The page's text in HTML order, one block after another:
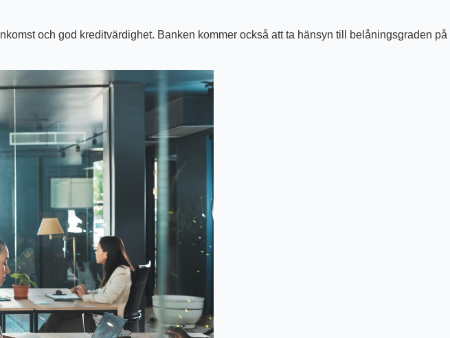
och god kreditvärdighet. Banken kommer också att ta hänsyn till belåningsgraden på